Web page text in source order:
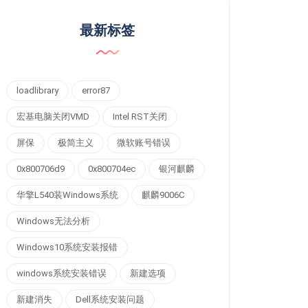
最新标签
loadlibrary error87
宏基电脑关闭VMD Intel RST关闭
屏保 极简主义 微软账号错误
0x800706d9 0x800704ec 银河麒麟
华擎L540装Windows系统 麒麟9006C
Windows无法分析
Windows10系统安装报错
windows系统安装错误 新建选项
新建消失 Dell系统安装问题